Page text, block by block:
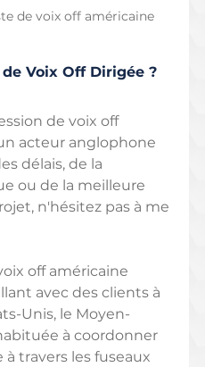
de voix off américaine
Voix Off Dirigée ?
de voix off
acteur anglophone
délais, de la
ou de la meilleure
n'hésitez pas à me
off américaine
avec des clients à
Unis, le Moyen-
à coordonner
à travers les fuseaux